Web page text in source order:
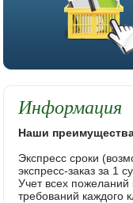
Информация
Наши
Экспресс сроки
экспресс-заказ за 1
Учет всех пожеланий
требований каждого